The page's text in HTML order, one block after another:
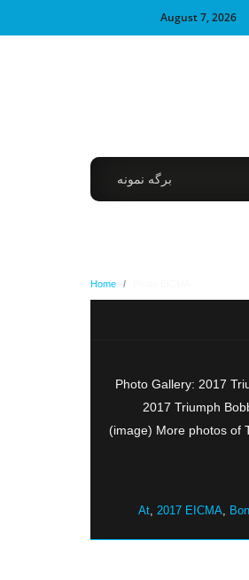
August 7, 2026
برگه نمونه
Home /
Photo Gallery: 2017
2017 Triumph
(image) More photos of
2017 EICMA